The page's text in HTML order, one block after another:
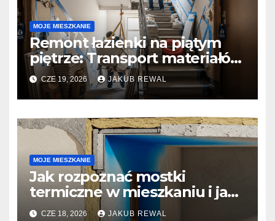
MOJE MIESZKANIE
Remont łazienki na piątym
piętrze: Transport materiałów
i logistyka w bloku.
CZE 19, 2026 JAKUB REWAL
MOJE MIESZKANIE
Jak rozpoznać mostki
termiczne w mieszkaniu i jak
zgłosić problem wspólnocie.
CZE 18, 2026 JAKUB REWAL